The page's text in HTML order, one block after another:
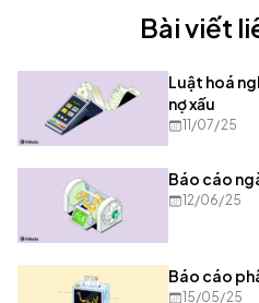
Bài viết
Luật hoá
nợ xấu
11/07/25
Báo cáo
12/06/25
Báo cáo
15/05/25